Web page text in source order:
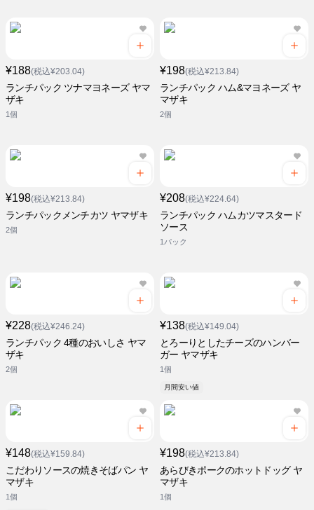
¥188(税込¥203.04)
ランチパック ツナマヨネーズ ヤマ
ザキ
1個
¥198(税込¥213.84)
ランチパック ハム&マヨネーズ ヤ
マザキ
2個
¥198(税込¥213.84)
ランチパックメンチカツ ヤマザキ
2個
¥208(税込¥224.64)
ランチパック ハムカツマスタード
ソース
1パック
¥228(税込¥246.24)
ランチパック 4種のおいしさ ヤマ
ザキ
2個
¥138(税込¥149.04)
とろーりとしたチーズのハンバー
ガー ヤマザキ
1個
月間安い値
¥148(税込¥159.84)
こだわりソースの焼きそばパン ヤ
マザキ
1個
¥198(税込¥213.84)
あらびきポークのホットドッグ ヤ
マザキ
1個